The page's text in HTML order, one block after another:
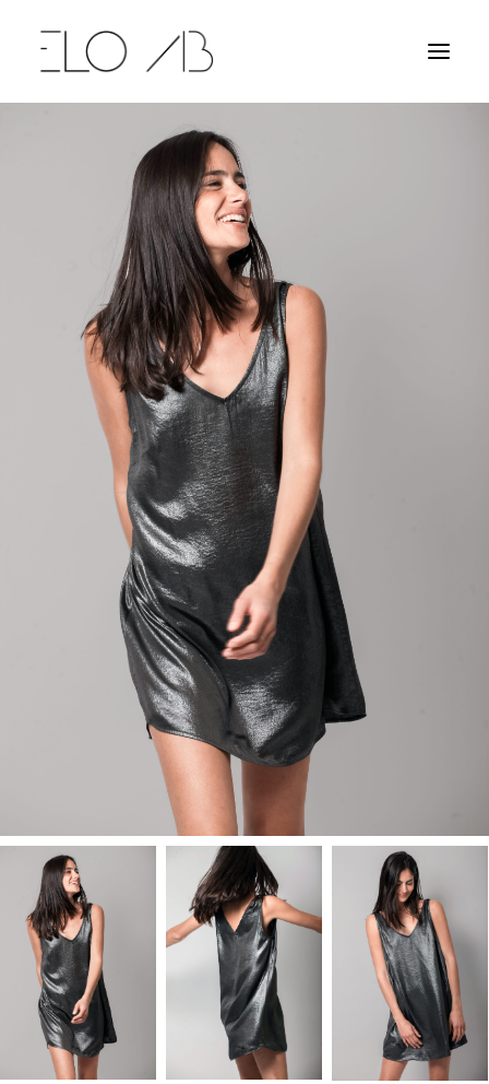
NOUVELLE COLLECTION
CHEMISES
T-SHIRTS & TOPS
SHORTS & PANTALONS
RECHERCHE
LOGIN / REGISTER